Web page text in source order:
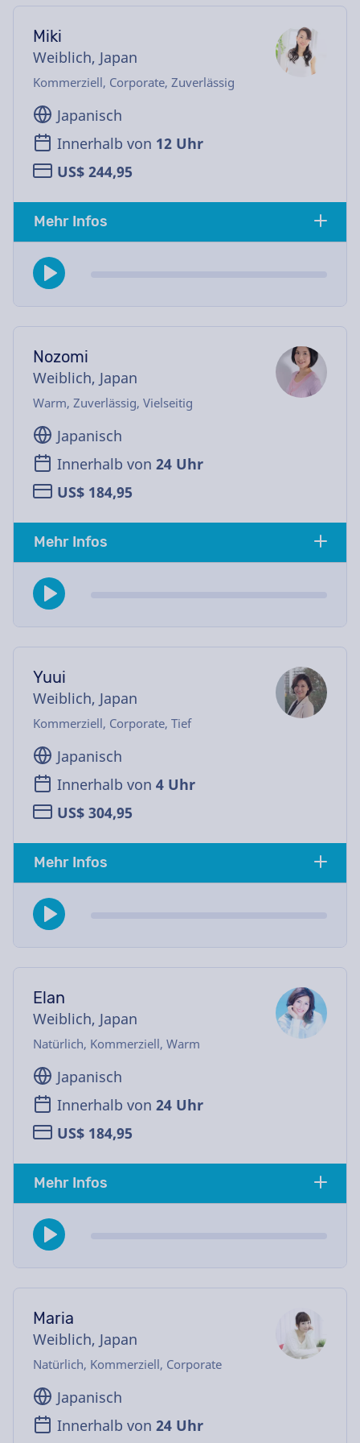
Miki
Weiblich, Japan
Kommerziell, Corporate, Zuverlässig
Japanisch
Innerhalb von 12 Uhr
US$ 244,95
Mehr Infos
Nozomi
Weiblich, Japan
Warm, Zuverlässig, Vielseitig
Japanisch
Innerhalb von 24 Uhr
US$ 184,95
Mehr Infos
Yuui
Weiblich, Japan
Kommerziell, Corporate, Tief
Japanisch
Innerhalb von 4 Uhr
US$ 304,95
Mehr Infos
Elan
Weiblich, Japan
Natürlich, Kommerziell, Warm
Japanisch
Innerhalb von 24 Uhr
US$ 184,95
Mehr Infos
Maria
Weiblich, Japan
Natürlich, Kommerziell, Corporate
Japanisch
Innerhalb von 24 Uhr